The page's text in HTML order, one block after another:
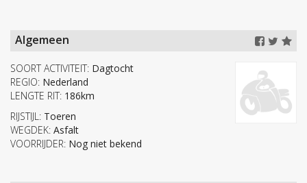
Algemeen
SOORT ACTIVITEIT: Dagtocht
REGIO: Nederland
LENGTE RIT: 186km
RIJSTIJL: Toeren
WEGDEK: Asfalt
VOORRIJDER: Nog niet bekend